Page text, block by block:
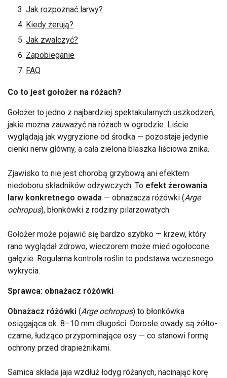
Jak rozpoznać larwy?
Kiedy żerują?
Jak zwalczyć?
Zapobieganie
FAQ
Co to jest gołożer na różach?
Gołożer to jedno z najbardziej spektakularnych uszkodzeń,
jakie można zauważyć na różach w ogrodzie. Liście
wyglądają jak wygryzione od środka — pozostaje jedynie
cienki nerw główny, a cała zielona blaszka liściowa znika.
Zjawisko to nie jest chorobą grzybową ani efektem
niedoboru składników odżywczych. To efekt żerowania
larw konkretnego owada — obnażacza różówki (Arge
ochropus), błonkówki z rodziny pilarzowatych.
Gołożer może pojawić się bardzo szybko — krzew, który
rano wyglądał zdrowo, wieczorem może mieć ogołocone
gałęzie. Regularna kontrola roślin to podstawa wczesnego
wykrycia.
Sprawca: obnażacz różówki
Obnażacz różówki (Arge ochropus) to błonkówka
osiągająca ok. 8–10 mm długości. Dorosłe owady są żółto-
czarne, łudząco przypominające osy — co stanowi formę
ochrony przed drapieżnikami.
Samica składa jaja wzdłuż łodyg różanych, nacinając korę